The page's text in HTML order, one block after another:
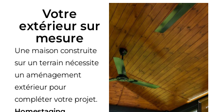
Votre
extérieur sur
mesure
Une maison construite
sur un terrain nécessite
un aménagement
extérieur pour
compléter votre projet.